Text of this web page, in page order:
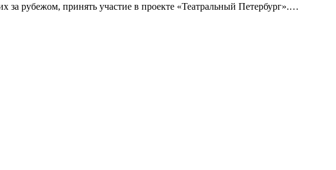
за рубежом, принять участие в проекте «Театральный Петербург».…